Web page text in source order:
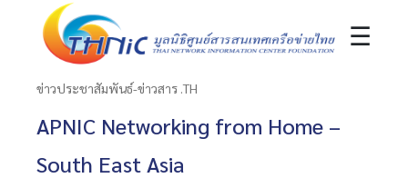
☰
ข่าวประชาสัมพันธ์-ข่าวสาร .TH
APNIC Networking from Home –
South East Asia